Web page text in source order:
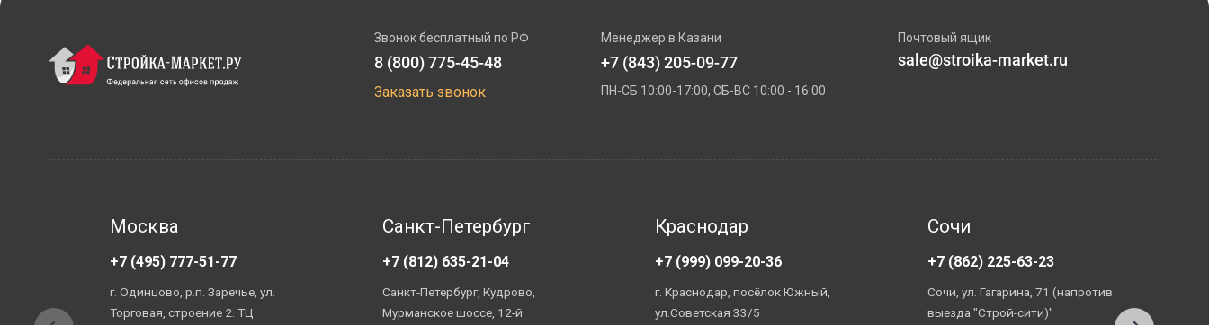
Звонок бесплатный по РФ
8 (800) 775-45-48
Заказать звонок
Менеджер в Казани
+7 (843) 205-09-77
ПН-СБ 10:00-17:00, СБ-ВС 10:00 - 16:00
Почтовый ящик
sale@stroika-market.ru
Москва
+7 (495) 777-51-77
г. Одинцово, р.п. Заречье, ул.
Торговая, строение 2. ТЦ
Санкт-Петербург
+7 (812) 635-21-04
Санкт-Петербург, Кудрово,
Мурманское шоссе, 12-й
Краснодар
+7 (999) 099-20-36
г. Краснодар, посёлок Южный,
ул.Советская 33/5
Сочи
+7 (862) 225-63-23
Сочи, ул. Гагарина, 71 (напротив
выезда "Строй-сити)"